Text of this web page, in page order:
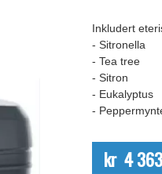
Inkludert
- Sitronella
- Tea tree
- Sitron
- Eukalyptus
-
kr 4